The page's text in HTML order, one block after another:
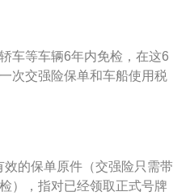
表格和身份证，行驶证，车
要提供了），需要复检的按
可以办完。有改装的最好提
，车险（有效期内，新办的
书之类的。（我这边并没有
车等车辆6年内免检，在这6
次交强险保单和车船使用税
志；2、从今年新规定实行
验；3、、车管所的检验机
约通道和窗口，车主在检车
测合格报告单领取年检合格
的保单原件（交强险只需带
），指对已经领取正式号牌